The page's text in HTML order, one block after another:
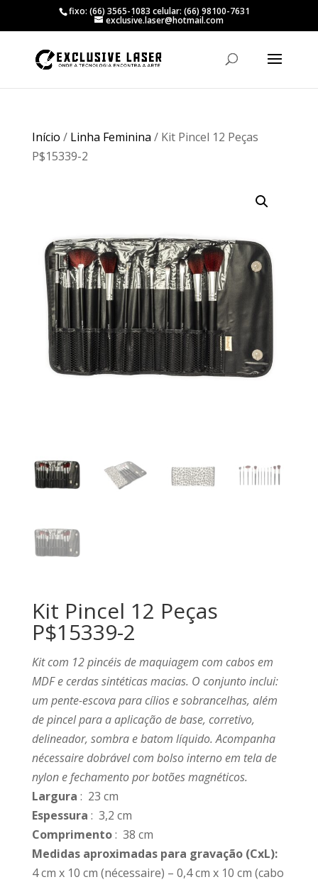
fixo: (66) 3565-1083 celular: (66) 98100-7631
exclusive.laser@hotmail.com
Início / Linha Feminina / Kit Pincel 12 Peças
P$15339-2
Kit Pincel 12 Peças
P$15339-2
Kit com 12 pincéis de maquiagem com cabos em
MDF e cerdas sintéticas macias. O conjunto inclui:
um pente-escova para cílios e sobrancelhas, além
de pincel para a aplicação de base, corretivo,
delineador, sombra e batom líquido. Acompanha
nécessaire dobrável com bolso interno em tela de
nylon e fechamento por botões magnéticos.
Largura : 23 cm
Espessura : 3,2 cm
Comprimento: 38 cm
Medidas aproximadas para gravação(CxL):
4 cm x 10 cm (nécessaire) – 0,4 cm x 10 cm (cabo